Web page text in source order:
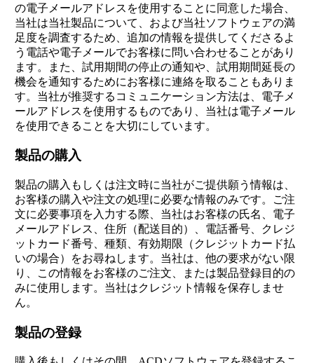
の電子メールアドレスを使用することに同意した場合、
当社は当社製品について、および当社ソフトウェアの満
足度を調査するため、追加の情報を提供してくださるよ
う電話や電子メールでお客様に問い合わせることがあり
ます。また、試用期間の停止の通知や、試用期間延長の
機会を通知するためにお客様に連絡を取ることもありま
す。当社が推奨するコミュニケーション方法は、電子メ
ールアドレスを使用するものであり、当社は電子メール
を使用できることを大切にしています。
製品の購入
製品の購入もしくは注文時に当社がご提供願う情報は、
お客様の購入や注文の処理に必要な情報のみです。ご注
文に必要事項を入力する際、当社はお客様の氏名、電子
メールアドレス、住所（配送目的）、電話番号、クレジ
ットカード番号、種類、有効期限（クレジットカード払
いの場合）をお尋ねします。当社は、他の要求がない限
り、この情報をお客様のご注文、または製品登録目的の
みに使用します。当社はクレジット情報を保存しませ
ん。
製品の登録